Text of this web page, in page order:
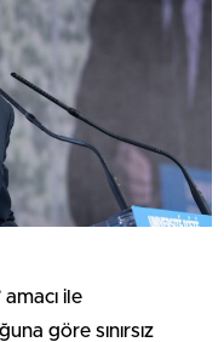
amacı ile
göre sınırsız